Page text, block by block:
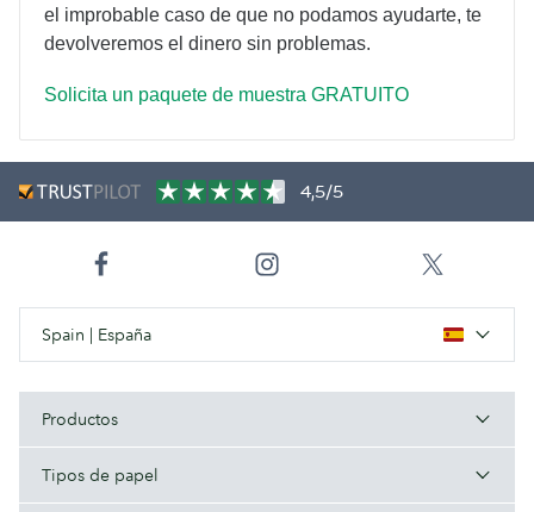
el improbable caso de que no podamos ayudarte, te
devolveremos el dinero sin problemas.
Solicita un paquete de muestra GRATUITO
4,5/5
Spain | España
Productos
Tipos de papel